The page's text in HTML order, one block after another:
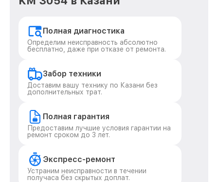
Полная диагностика
Определим неисправность абсолютно
бесплатно, даже при отказе от ремонта.
Забор техники
Доставим вашу технику по Казани без
дополнительных трат.
Полная гарантия
Предоставим лучшие условия гарантии на
ремонт сроком до 3 лет.
Экспресс-ремонт
Устраним неисправности в течении
получаса без скрытых доплат.